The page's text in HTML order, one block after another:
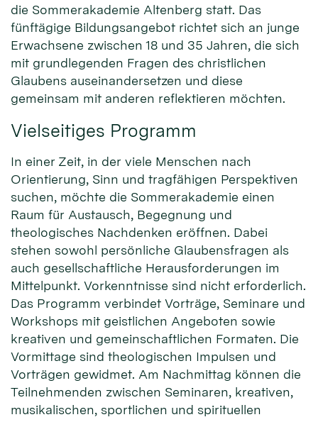
die Sommerakademie Altenberg statt. Das
fünftägige Bildungsangebot richtet sich an junge
Erwachsene zwischen 18 und 35 Jahren, die sich
mit grundlegenden Fragen des christlichen
Glaubens auseinandersetzen und diese
gemeinsam mit anderen reflektieren möchten.
Vielseitiges Programm
In einer Zeit, in der viele Menschen nach
Orientierung, Sinn und tragfähigen Perspektiven
suchen, möchte die Sommerakademie einen
Raum für Austausch, Begegnung und
theologisches Nachdenken eröffnen. Dabei
stehen sowohl persönliche Glaubensfragen als
auch gesellschaftliche Herausforderungen im
Mittelpunkt. Vorkenntnisse sind nicht erforderlich.
Das Programm verbindet Vorträge, Seminare und
Workshops mit geistlichen Angeboten sowie
kreativen und gemeinschaftlichen Formaten. Die
Vormittage sind theologischen Impulsen und
Vorträgen gewidmet. Am Nachmittag können die
Teilnehmenden zwischen Seminaren, kreativen,
musikalischen, sportlichen und spirituellen